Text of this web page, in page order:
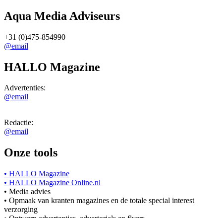
Aqua Media Adviseurs
+31 (0)475-854990
@email
HALLO Magazine
Advertenties:
@email
Redactie:
@email
Onze tools
• HALLO Magazine
• HALLO Magazine Online.nl
• Media advies
• Opmaak van kranten magazines en de totale special interest
verzorging